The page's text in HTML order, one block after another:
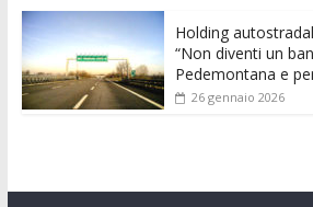
Holding
“Non diventi un
Pedemontana e
26 gennaio 2026